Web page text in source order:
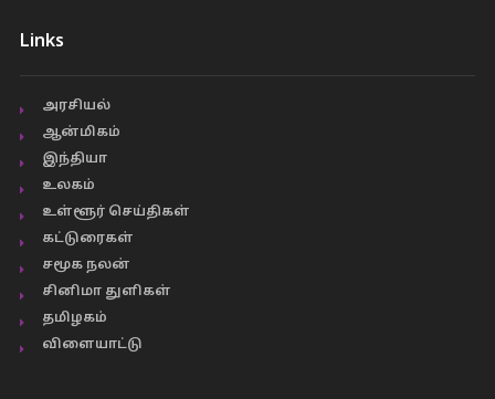
Links
அரசியல்
ஆன்மிகம்
இந்தியா
உலகம்
உள்ளூர் செய்திகள்
கட்டுரைகள்
சமூக நலன்
சினிமா துளிகள்
தமிழகம்
விளையாட்டு